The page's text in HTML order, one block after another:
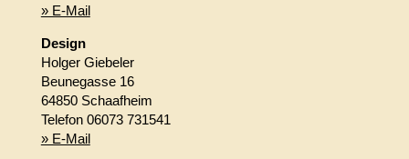
» E-Mail
Design
Holger Giebeler
Beunegasse 16
64850 Schaafheim
Telefon 06073 731541
» E-Mail